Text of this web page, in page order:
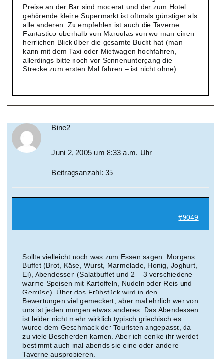
Preise an der Bar sind moderat und der zum Hotel
gehörende kleine Supermarkt ist oftmals günstiger als
alle anderen. Zu empfehlen ist auch die Taverne
Fantastico oberhalb von Maroulas von wo man einen
herrlichen Blick über die gesamte Bucht hat (man
kann mit dem Taxi oder Mietwagen hochfahren,
allerdings bitte noch vor Sonnenuntergang die
Strecke zum ersten Mal fahren – ist nicht ohne).
Bine2
Juni 2, 2005 um 8:33 a.m. Uhr
Beitragsanzahl: 35
#9049
Sollte vielleicht noch was zum Essen sagen. Morgens
Buffet (Brot, Käse, Wurst, Marmelade, Honig, Joghurt,
Ei), Abendessen (Salatbuffet und 2 – 3 verschiedene
warme Speisen mit Kartoffeln, Nudeln oder Reis und
Gemüse). Über das Frühstück wird in den
Bewertungen viel gemeckert, aber mal ehrlich wer von
uns ist jeden morgen etwas anderes. Das Abendessen
ist leider nicht mehr wirklich typisch griechisch es
wurde dem Geschmack der Touristen angepasst, da
zu viele Bescherden kamen. Aber ich denke ihr werdet
bestimmt auch mal abends sie eine oder andere
Taverne ausprobieren.